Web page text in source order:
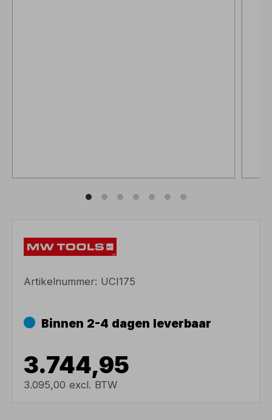
Artikelnummer: UCI175
Binnen 2-4 dagen leverbaar
3.744,95
3.095,00 excl. BTW